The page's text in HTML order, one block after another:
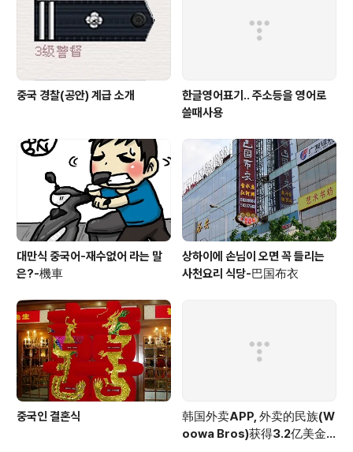
중국 경찰(공안) 계급 소개
한글영어표기.. 주소등을 영어로
쓸때사용
대만식 중국어-재수없어 라는 말
은?-機車
상하이에 손님이 오면 꼭 들리는
사천요리 식당-巴国布衣
중국인 결혼식
韩国外卖APP, 外卖的民族(W
oowa Bros)获得3.2亿美金